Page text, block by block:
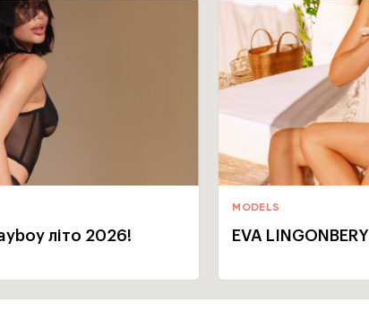
літо 2026!
MODELS
EVA LINGONBERY